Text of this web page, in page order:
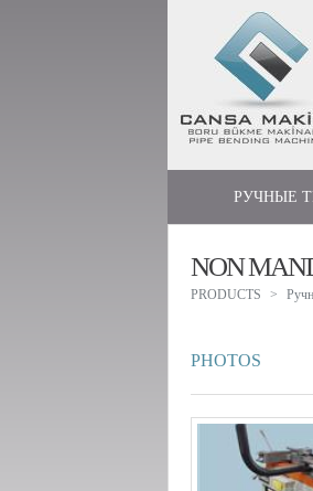
РУЧНЫЕ
NON
PRODUCTS
PHOTOS